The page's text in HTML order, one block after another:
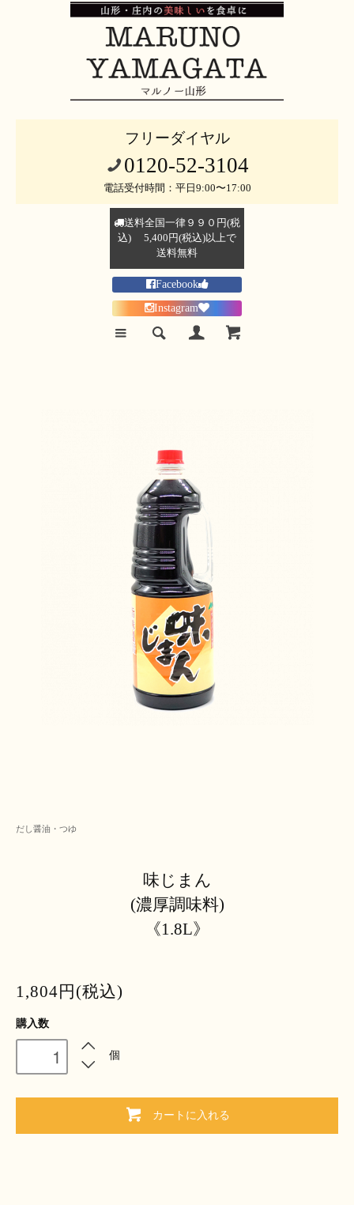
フリーダイヤル
0120-52-3104
電話受付時間：平日9:00〜17:00
送料全国一律９９０円(税
込) 5,400円(税込)以上で
送料無料
Facebook
Instagram
だし醤油・つゆ
味じまん
(濃厚調味料)
《1.8L》
1,804円(税込)
購入数
個
カートに入れる